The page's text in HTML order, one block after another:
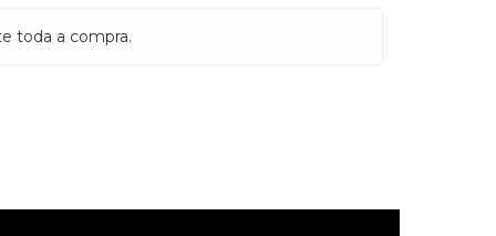
toda a compra.